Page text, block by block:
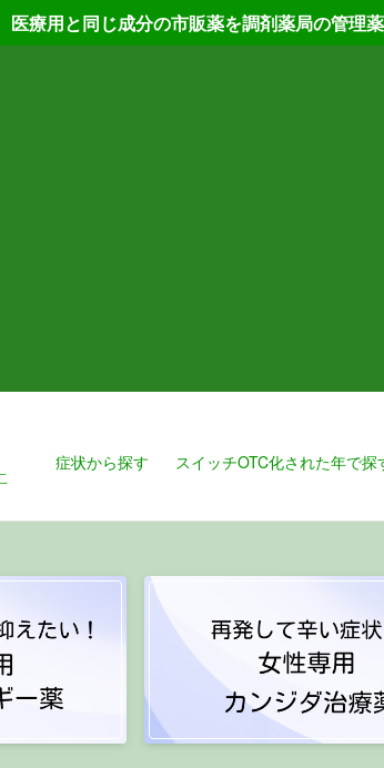
医療用と同じ成分の市販薬を調剤薬局の管理
症状から探す スイッチOTC化された年で探